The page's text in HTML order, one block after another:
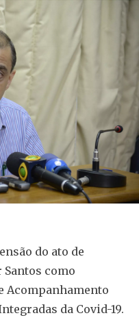
do ato de
Santos como
Acompanhamento
da Covid-19.